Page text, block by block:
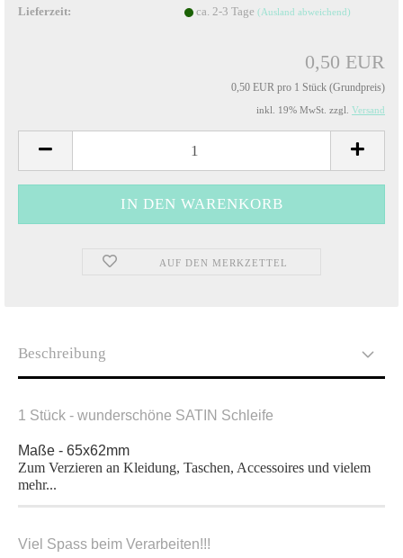
Lieferzeit:
ca. 2-3 Tage (Ausland abweichend)
0,50 EUR
0,50 EUR pro 1 Stück (Grundpreis)
inkl. 19% MwSt. zzgl. Versand
AUF DEN MERKZETTEL
Beschreibung
1 Stück - wunderschöne SATIN Schleife
Maße - 65x62mm
Zum Verzieren an Kleidung, Taschen, Accessoires und vielem
mehr...
Viel Spass beim Verarbeiten!!!